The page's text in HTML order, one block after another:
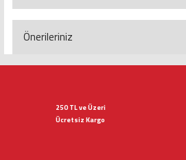
Önerileriniz
250 TL ve Üzeri
Ücretsiz Kargo